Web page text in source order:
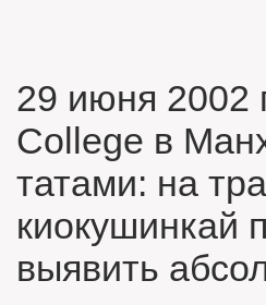
29 июня 2002
College в
татами: на
киокушинкай
выявить